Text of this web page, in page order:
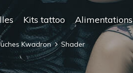
Kits tattoo Alimentations
Kwadron Shader